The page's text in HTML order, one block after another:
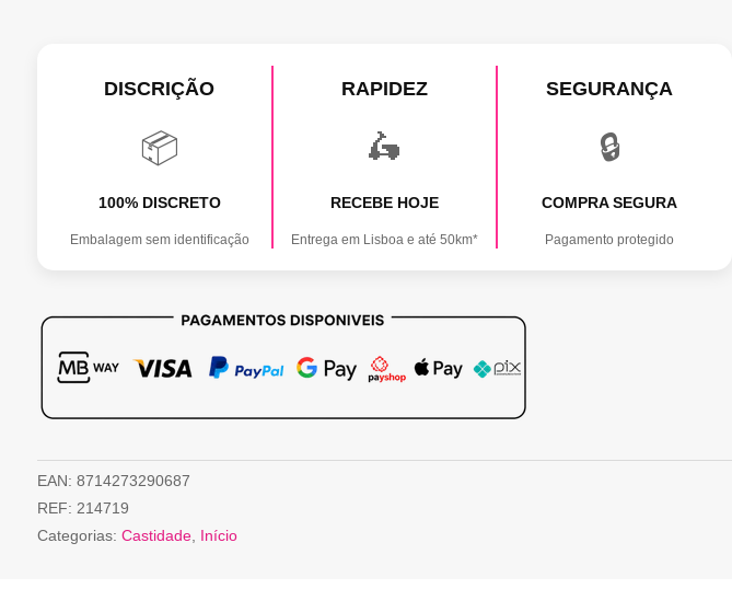
DISCRIÇÃO
📦
100% DISCRETO
Embalagem sem identificação
RAPIDEZ
🛵
RECEBE HOJE
Entrega em Lisboa e até 50km*
SEGURANÇA
🔒
COMPRA SEGURA
Pagamento protegido
EAN: 8714273290687
REF: 214719
Categorias: Castidade, Início